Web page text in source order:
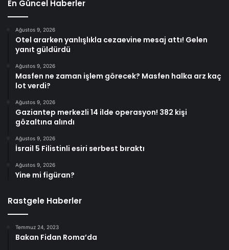
En Güncel Haberler
Ağustos 9, 2026
Otel ararken yanlışlıkla cezaevine mesaj attı! Gelen
yanıt güldürdü
Ağustos 9, 2026
Masfen ne zaman işlem görecek? Masfen halka arz kaç
lot verdi?
Ağustos 9, 2026
Gaziantep merkezli 14 ilde operasyon! 382 kişi
gözaltına alındı
Ağustos 9, 2026
İsrail 5 Filistinli esiri serbest bıraktı
Ağustos 9, 2026
Yine mi figüran?
Rastgele Haberler
Temmuz 24, 2023
Bakan Fidan Roma’da